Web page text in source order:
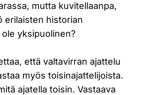
mutta kuvitellaanpa,
erilaisten historian
yksipuolinen?
että valtavirran ajattelu
myös toisinajattelijoista.
ajatella toisin. Vastaava